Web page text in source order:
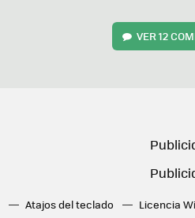
VER12
Atajos del teclado Licencia